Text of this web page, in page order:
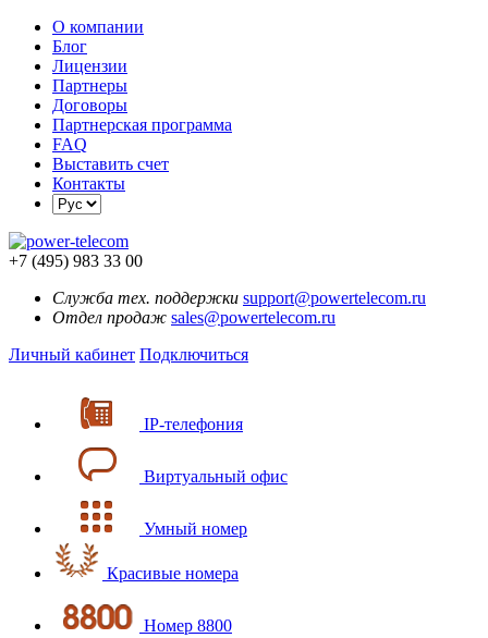
О компании
Блог
Лицензии
Партнеры
Договоры
Партнерская программа
FAQ
Выставить счет
Контакты
+7 (495) 983 33 00
Служба тех. поддержки support@powertelecom.ru
Отдел продаж sales@powertelecom.ru
Личный кабинет Подключиться
IP-телефония
Виртуальный офис
Умный номер
Красивые номера
Номер 8800